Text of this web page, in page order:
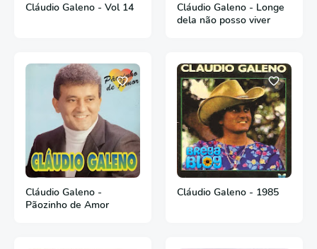
Cláudio Galeno - Vol 14
Cláudio Galeno - Longe
dela não posso viver
Cláudio Galeno -
Pãozinho de Amor
Cláudio Galeno - 1985